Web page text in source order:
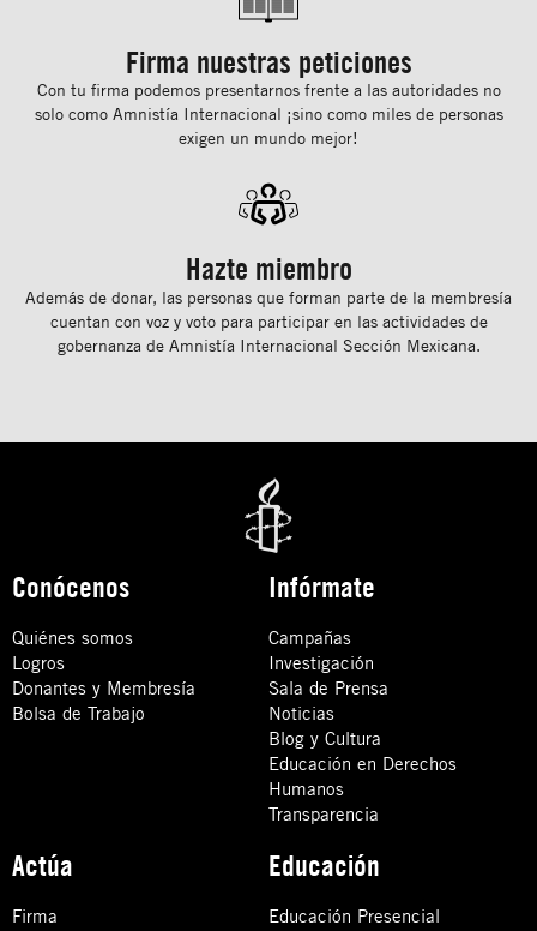
Firma nuestras peticiones
Con tu ﬁrma podemos presentarnos frente a las autoridades no
solo como Amnistía Internacional ¡sino como miles de personas
exigen un mundo mejor!
Hazte miembro
Además de donar, las personas que forman parte de la membresía
cuentan con voz y voto para participar en las actividades de
gobernanza de Amnistía Internacional Sección Mexicana.
Conócenos
Quiénes somos
Logros
Donantes y Membresía
Bolsa de Trabajo
Infórmate
Campañas
Investigación
Sala de Prensa
Noticias
Blog y Cultura
Educación en Derechos
Humanos
Transparencia
Actúa
Firma
Educación
Educación Presencial